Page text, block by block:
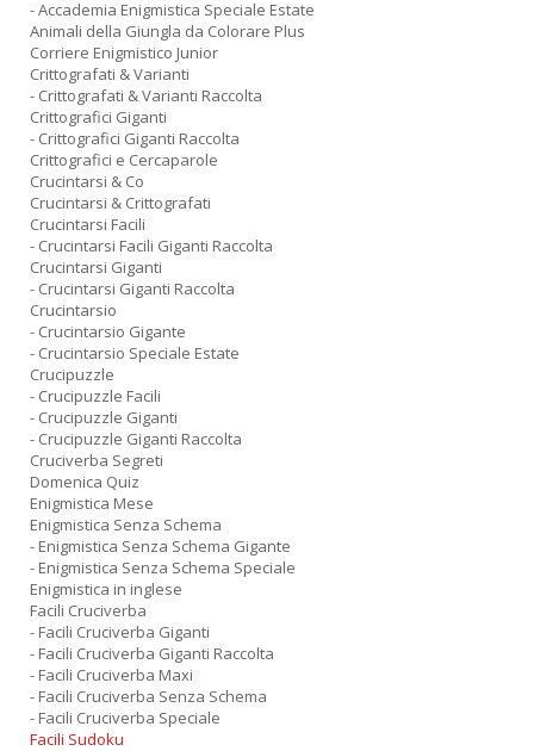
- Accademia Enigmistica Speciale Estate
Animali della Giungla da Colorare Plus
Corriere Enigmistico Junior
Crittografati & Varianti
- Crittografati & Varianti Raccolta
Crittografici Giganti
- Crittografici Giganti Raccolta
Crittografici e Cercaparole
Crucintarsi & Co
Crucintarsi & Crittografati
Crucintarsi Facili
- Crucintarsi Facili Giganti Raccolta
Crucintarsi Giganti
- Crucintarsi Giganti Raccolta
Crucintarsio
- Crucintarsio Gigante
- Crucintarsio Speciale Estate
Crucipuzzle
- Crucipuzzle Facili
- Crucipuzzle Giganti
- Crucipuzzle Giganti Raccolta
Cruciverba Segreti
Domenica Quiz
Enigmistica Mese
Enigmistica Senza Schema
- Enigmistica Senza Schema Gigante
- Enigmistica Senza Schema Speciale
Enigmistica in inglese
Facili Cruciverba
- Facili Cruciverba Giganti
- Facili Cruciverba Giganti Raccolta
- Facili Cruciverba Maxi
- Facili Cruciverba Senza Schema
- Facili Cruciverba Speciale
Facili Sudoku